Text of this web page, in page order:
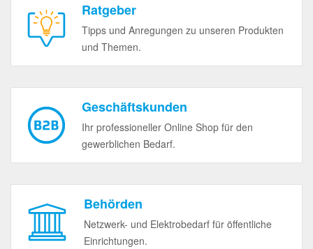
Ratgeber
Tipps und Anregungen zu unseren Produkten
und Themen.
Geschäftskunden
Ihr professioneller Online Shop für den
gewerblichen Bedarf.
Behörden
Netzwerk- und Elektrobedarf für öffentliche
Einrichtungen.